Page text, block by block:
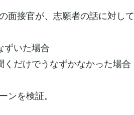
面接官が、志願者の話に対して
ずいた場合
くだけでうなずかなかった場合
ンを検証。